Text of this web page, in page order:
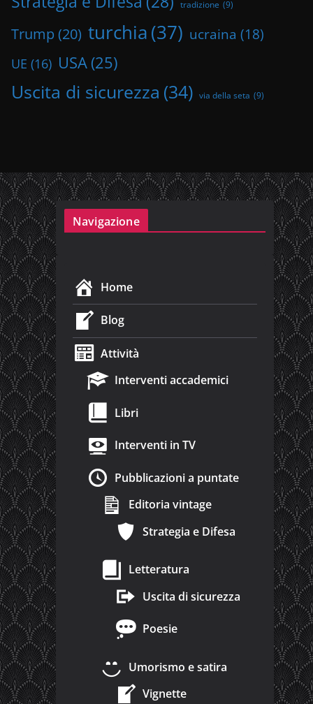
tradizione (9)
Trump (20) turchia(37) ucraina (18)
UE (16) USA (25)
Uscita di sicurezza (34) via della seta (9)
Navigazione
Home
Blog
Attività
Interventi accademici
Libri
Interventi in TV
Pubblicazioni a puntate
Editoria vintage
Strategia e Difesa
Letteratura
Uscita di sicurezza
Poesie
Umorismo e satira
Vignette